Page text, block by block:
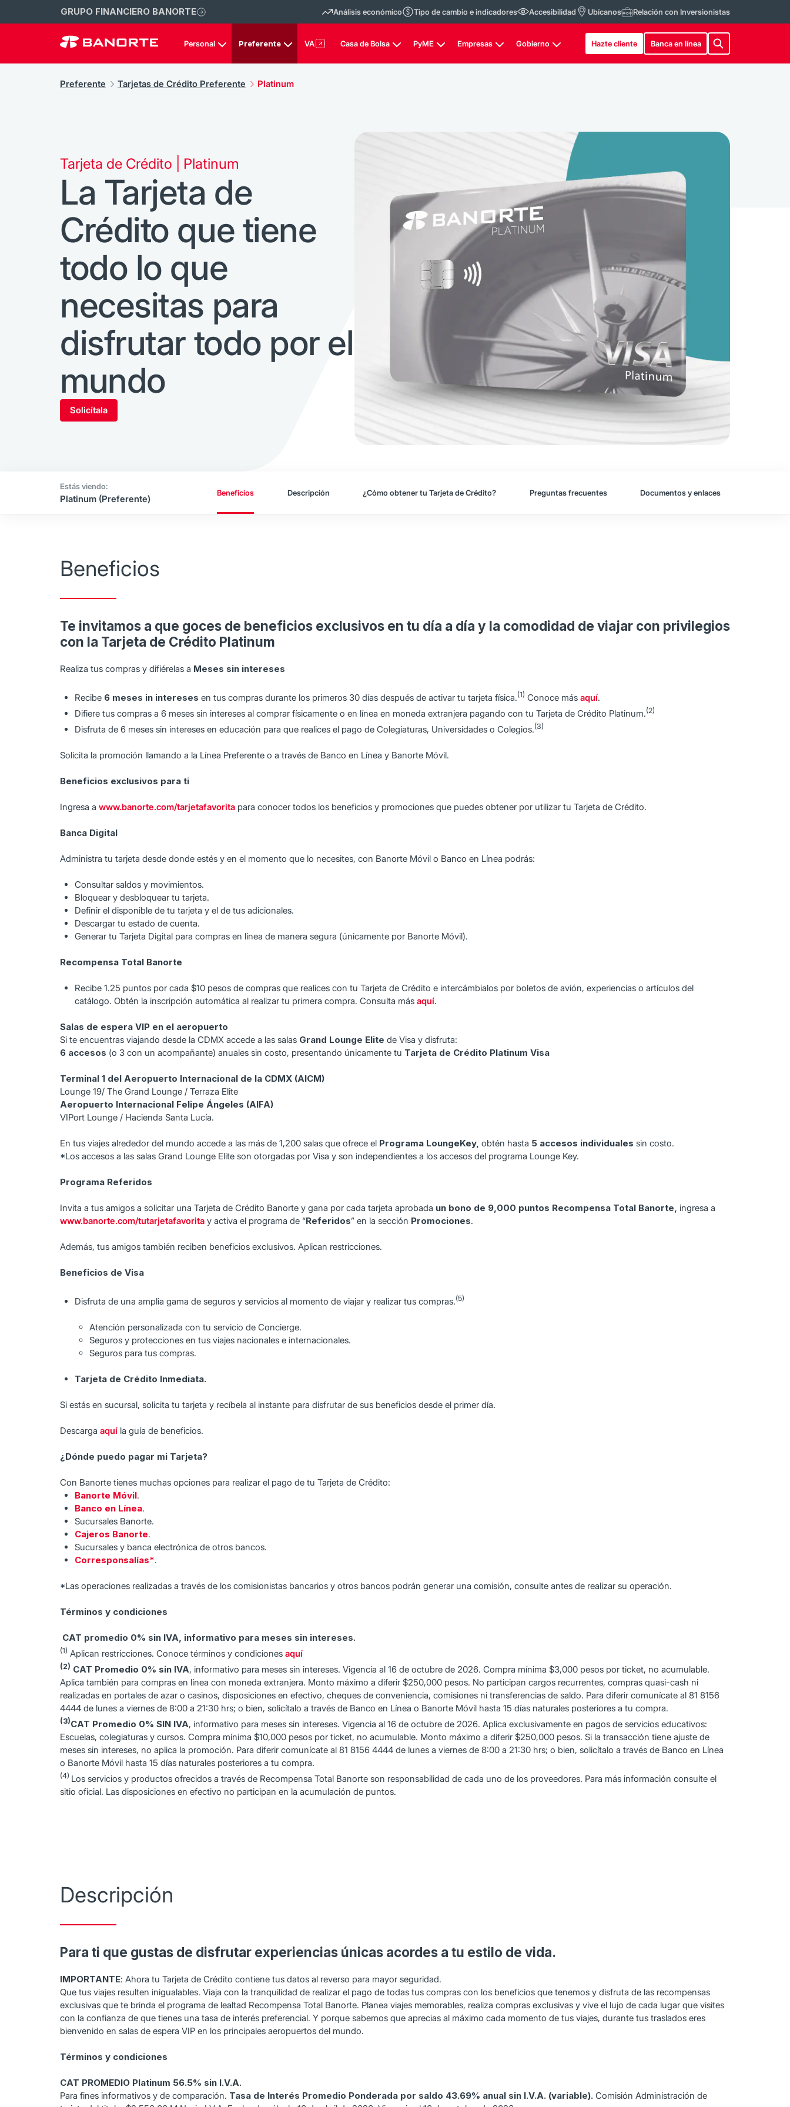
GRUPO FINANCIERO BANORTE Análisis económico Tipo de cambio e indicadores Accesibilidad Ubícanos Relación con Inversionistas
Personal Preferente VA Casa de Bolsa PyME Empresas Gobierno Hazte cliente Banca en línea
Preferente Tarjetas de Crédito Preferente Platinum
Tarjeta de Crédito | Platinum
La Tarjeta de
Crédito que tiene
todo lo que
necesitas para
disfrutar todo por el
mundo
Solicítala
Platinum (Preferente)
Beneficios Descripción ¿Cómo obtener tu Tarjeta de Crédito? Preguntas frecuentes Documentos y enlaces
Beneficios
Te invitamos a que goces de beneficios exclusivos en tu día a día y la comodidad de viajar con privilegios
con la Tarjeta de Crédito Platinum
Realiza tus compras y difiérelas a Meses sin intereses
Recibe 6 meses in intereses en tus compras durante los primeros 30 días después de activar tu tarjeta física.(1) Conoce más aquí.
Difiere tus compras a 6 meses sin intereses al comprar físicamente o en línea en moneda extranjera pagando con tu Tarjeta de Crédito Platinum.(2)
Disfruta de 6 meses sin intereses en educación para que realices el pago de Colegiaturas, Universidades o Colegios.(3)
Solicita la promoción llamando a la Línea Preferente o a través de Banco en Línea y Banorte Móvil.
Beneficios exclusivos para ti
Ingresa a www.banorte.com/tarjetafavorita para conocer todos los beneficios y promociones que puedes obtener por utilizar tu Tarjeta de Crédito.
Banca Digital
Administra tu tarjeta desde donde estés y en el momento que lo necesites, con Banorte Móvil o Banco en Línea podrás:
Consultar saldos y movimientos.
Bloquear y desbloquear tu tarjeta.
Definir el disponible de tu tarjeta y el de tus adicionales.
Descargar tu estado de cuenta.
Generar tu Tarjeta Digital para compras en línea de manera segura (únicamente por Banorte Móvil).
Recompensa Total Banorte
Recibe 1.25 puntos por cada $10 pesos de compras que realices con tu Tarjeta de Crédito e intercámbialos por boletos de avión, experiencias o artículos del
catálogo. Obtén la inscripción automática al realizar tu primera compra. Consulta más aquí.
Salas de espera VIP en el aeropuerto
Si te encuentras viajando desde la CDMX accede a las salas Grand Lounge Elite de Visa y disfruta:
6 accesos (o 3 con un acompañante) anuales sin costo, presentando únicamente tu Tarjeta de Crédito Platinum Visa
Terminal 1 del Aeropuerto Internacional de la CDMX (AICM)
Lounge 19/ The Grand Lounge / Terraza Elite
Aeropuerto Internacional Felipe Ángeles (AIFA)
VIPort Lounge / Hacienda Santa Lucía.
En tus viajes alrededor del mundo accede a las más de 1,200 salas que ofrece el Programa LoungeKey, obtén hasta 5 accesos individuales sin costo.
*Los accesos a las salas Grand Lounge Elite son otorgadas por Visa y son independientes a los accesos del programa Lounge Key.
Programa Referidos
Invita a tus amigos a solicitar una Tarjeta de Crédito Banorte y gana por cada tarjeta aprobada un bono de 9,000 puntos Recompensa Total Banorte, ingresa a
www.banorte.com/tutarjetafavorita y activa el programa de “Referidos” en la sección Promociones.
Además, tus amigos también reciben beneficios exclusivos. Aplican restricciones.
Beneficios de Visa
Disfruta de una amplia gama de seguros y servicios al momento de viajar y realizar tus compras.(5)
Atención personalizada con tu servicio de Concierge.
Seguros y protecciones en tus viajes nacionales e internacionales.
Seguros para tus compras.
Tarjeta de Crédito Inmediata.
Si estás en sucursal, solicita tu tarjeta y recíbela al instante para disfrutar de sus beneficios desde el primer día.
Descarga aquí la guía de beneficios.
¿Dónde puedo pagar mi Tarjeta?
Con Banorte tienes muchas opciones para realizar el pago de tu Tarjeta de Crédito:
Banorte Móvil.
Banco en Línea.
Sucursales Banorte.
Cajeros Banorte.
Sucursales y banca electrónica de otros bancos.
Corresponsalías*.
*Las operaciones realizadas a través de los comisionistas bancarios y otros bancos podrán generar una comisión, consulte antes de realizar su operación.
Términos y condiciones
CAT promedio 0% sin IVA, informativo para meses sin intereses.
(1) Aplican restricciones. Conoce términos y condiciones aquí
(2) CAT Promedio 0% sin IVA, informativo para meses sin intereses. Vigencia al 16 de octubre de 2026. Compra mínima $3,000 pesos por ticket, no acumulable.
Aplica también para compras en línea con moneda extranjera. Monto máximo a diferir $250,000 pesos. No participan cargos recurrentes, compras quasi-cash ni
realizadas en portales de azar o casinos, disposiciones en efectivo, cheques de conveniencia, comisiones ni transferencias de saldo. Para diferir comunícate al 81 8156
4444 de lunes a viernes de 8:00 a 21:30 hrs; o bien, solicítalo a través de Banco en Línea o Banorte Móvil hasta 15 días naturales posteriores a tu compra.
(3)CAT Promedio 0% SIN IVA, informativo para meses sin intereses. Vigencia al 16 de octubre de 2026. Aplica exclusivamente en pagos de servicios educativos:
Escuelas, colegiaturas y cursos. Compra mínima $10,000 pesos por ticket, no acumulable. Monto máximo a diferir $250,000 pesos. Si la transacción tiene ajuste de
meses sin intereses, no aplica la promoción. Para diferir comunícate al 81 8156 4444 de lunes a viernes de 8:00 a 21:30 hrs; o bien, solicítalo a través de Banco en Línea
o Banorte Móvil hasta 15 días naturales posteriores a tu compra.
(4) Los servicios y productos ofrecidos a través de Recompensa Total Banorte son responsabilidad de cada uno de los proveedores. Para más información consulte el
sitio oficial. Las disposiciones en efectivo no participan en la acumulación de puntos.
Descripción
Para ti que gustas de disfrutar experiencias únicas acordes a tu estilo de vida.
IMPORTANTE: Ahora tu Tarjeta de Crédito contiene tus datos al reverso para mayor seguridad.
Que tus viajes resulten inigualables. Viaja con la tranquilidad de realizar el pago de todas tus compras con los beneficios que tenemos y disfruta de las recompensas
exclusivas que te brinda el programa de lealtad Recompensa Total Banorte. Planea viajes memorables, realiza compras exclusivas y vive el lujo de cada lugar que visites
con la confianza de que tienes una tasa de interés preferencial. Y porque sabemos que aprecias al máximo cada momento de tus viajes, durante tus traslados eres
bienvenido en salas de espera VIP en los principales aeropuertos del mundo.
Términos y condiciones
CAT PROMEDIO Platinum 56.5% sin I.V.A.
Para fines informativos y de comparación. Tasa de Interés Promedio Ponderada por saldo 43.69% anual sin I.V.A. (variable). Comisión Administración de